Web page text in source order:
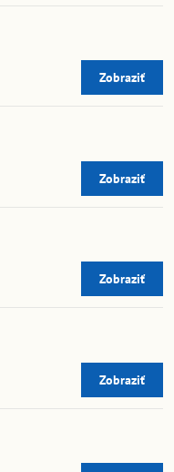
Zobraziť
Zobraziť
Zobraziť
Zobraziť